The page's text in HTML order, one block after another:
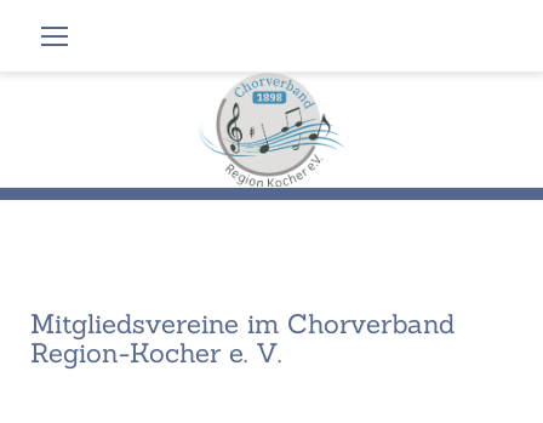
Inhalt
Chorverband
Region-
Kocher
Mitgliedsvereine im Chorverband
Region-Kocher e. V.